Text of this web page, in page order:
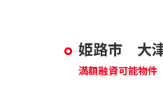
姫路市 大
満額融資可能物件